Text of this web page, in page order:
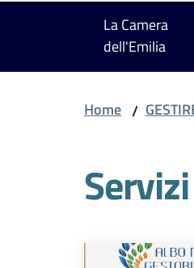
La Camera
dell'Emilia
Home /